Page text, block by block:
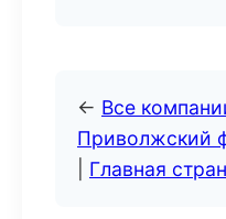
← Все
Приволжский
Главная